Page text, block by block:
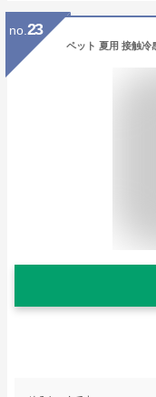
no. 23